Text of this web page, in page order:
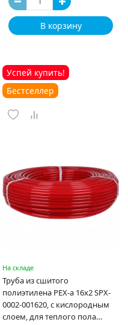
В корзину
Успей купить!
Бестселлер
На складе
Труба из сшитого
полиэтилена PEX-a 16х2 SPX-
0002-001620, с кислородным
слоем, для теплого пола